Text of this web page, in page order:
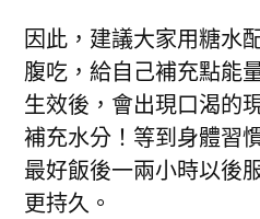
因此，建議大家用糖水
腹吃，給自己補充點能
生效後，會出現口渴的
補充水分！等到身體習
最好飯後一兩小時以後
更持久。